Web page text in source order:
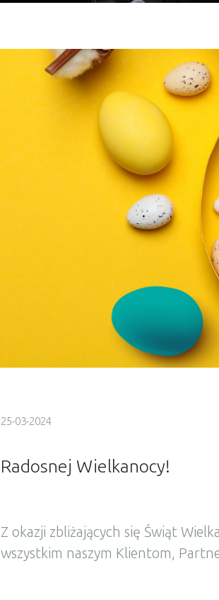
25-03-2024
Radosnej Wielkanocy!
Z okazji zbliżających się Świąt
wszystkim naszym Klientom,